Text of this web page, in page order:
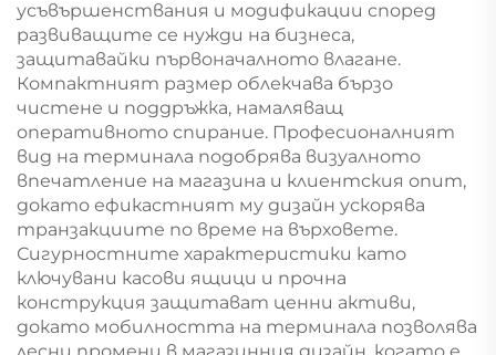
усъвършенствания и модификации според
развиващите се нужди на бизнеса,
защитавайки първоначалното влагане.
Компактният размер облекчава бързо
чистене и поддръжка, намаляващ
оперативното спирание. Професионалният
вид на терминала подобрява визуалното
впечатление на магазина и клиентския опит,
докато ефикастният му дизайн ускорява
транзакциите по време на върховете.
Сигурностните характеристики като
ключувани касови ящици и прочна
конструкция защитават ценни активи,
докато мобилността на терминала позволява